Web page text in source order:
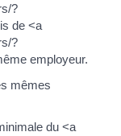
?
de <a
?
employeur.
mêmes
du <a